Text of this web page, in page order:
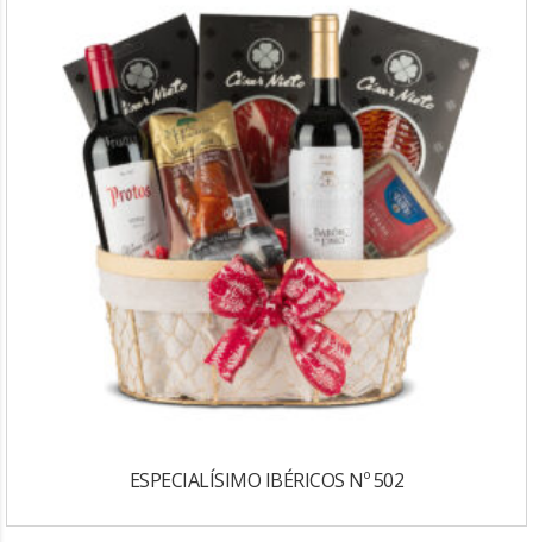
ESPECIALÍSIMO IBÉRICOS Nº 502